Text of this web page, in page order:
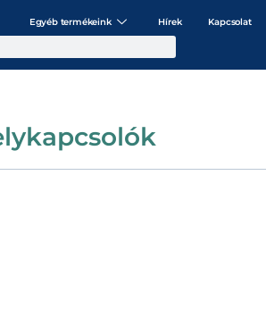
Egyéb termékeink Hírek Kapcsolat